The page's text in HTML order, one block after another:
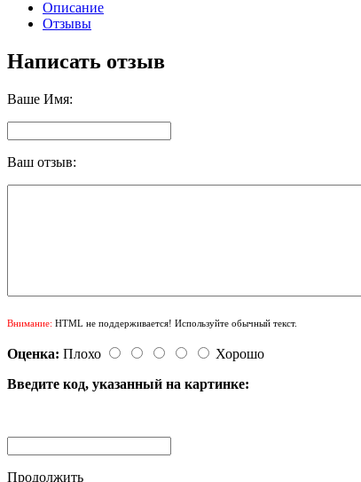
Описание
Отзывы
Написать отзыв
Ваше Имя:
Ваш отзыв:
Внимание: HTML не поддерживается! Используйте обычный текст.
Оценка: Плохо
Хорошо
Введите код, указанный на картинке:
Продолжить